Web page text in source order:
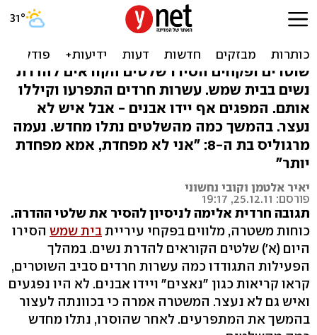
נתלו מחדש שלטי הדרה.
חרדים התפרעו: "נאצים"
שוטרים ופקחים הסירו שלטים הקוראים להדרת
נשים בבית שמש. עשרות חרדים התפרעו וקיללו
אותם. המפגים אף יידו אבנים - אבל איש לא
נעצר. בהמשך כמה מהשלטים נתלו מחדש. נעמה
מרגוליס בת ה-8: "אני לא מפחדת, אמא מפחדת
יותר"
יאיר אלטמן וקובי נחשוני
פורסם: 25.12.11, 19:17
תגובה חרדית אלימה לניסיון להסיר את שלטי ההדרה.
כוחות משטרה, מלווים בפקחי עירייתבית שמש הסירו
היום (א') שלטים הקוראים להדרת נשים. במהלך
הפעילות התגודדו כמה עשרות חרדים סביב השוטרים,
קראו קריאות כגון "נאצים" ויידו אבנים. לא היו נפגעים
ואיש גם לא נעצר. המשטרה אמרה כי בכוונתה לעצור
בהמשך את המתפרעים. לאחר שהוסרו, נתלו מחדש